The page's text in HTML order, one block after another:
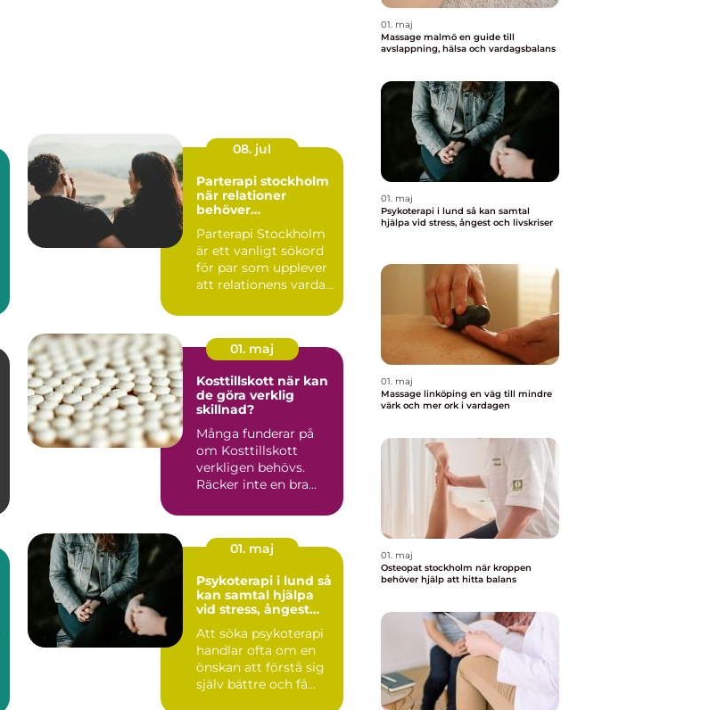
08. jul
Parterapi stockholm
när relationer
behöver
Parterapi Stockholm
är ett vanligt sökord
för par som upplever
att relationens vardag
01. maj
Kosttillskott när kan
de göra verklig
skillnad?
Många funderar på
om Kosttillskott
verkligen behövs.
Räcker inte en bra
den det....
01. maj
Psykoterapi i lund så
kan samtal hjälpa
vid stress, ångest
Att söka psykoterapi
handlar ofta om en
önskan att förstå sig
själv bättre och få
01. maj
Massage malmö en guide till
avslappning, hälsa och vardagsbalans
01. maj
Psykoterapi i lund så kan samtal
hjälpa vid stress, ångest och livskriser
01. maj
Massage linköping en väg till mindre
värk och mer ork i vardagen
01. maj
Osteopat stockholm när kroppen
behöver hjälp att hitta balans